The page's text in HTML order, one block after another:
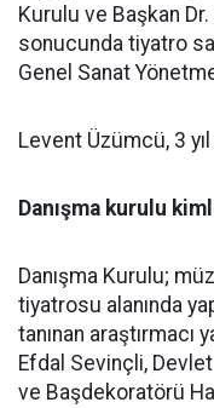
Kurulu ve Başkan
sonucunda tiyatro
Genel Sanat
Levent Üzümcü, 3
Danışma kurulu
Danışma Kurulu;
tiyatrosu alanında
tanınan
Efdal Sevinçli,
ve Başdekoratörü